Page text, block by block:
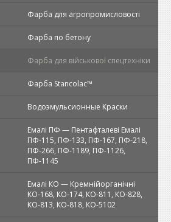
Фарба для агропромисловості
Фарба по бетону
Фарба для військової спецтехніки
Фарба Stancolac™
Водоэмульсионные Краски
Емалі ПФ — Пентафталеві Емалі
ПФ-115, ПФ-133, ПФ-167, ПФ-218,
ПФ-266, ПФ-1189, ПФ-1126,
ПФ-1145
Емалі КО — Кремнійорганічні
КО-168, КО-174, КО-811, КО-828,
КО-813, КО-818, КО-5102